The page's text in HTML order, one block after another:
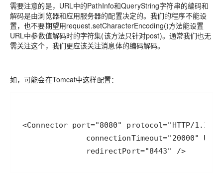
需要注意的是，URL中的PathInfo和QueryString字符串的编码和
解码是由浏览器和应用服务器的配置决定的。我们的程序不能设
置，也不要期望用request.setCharacterEncoding()方法能设置
URL中参数值解码时的字符集(该方法只针对post)。通常我们也无
需关注这个，我们更应该关注消息体的编码解码。
如，可能会在Tomcat中这样配置：
               redirectPort="8443" />